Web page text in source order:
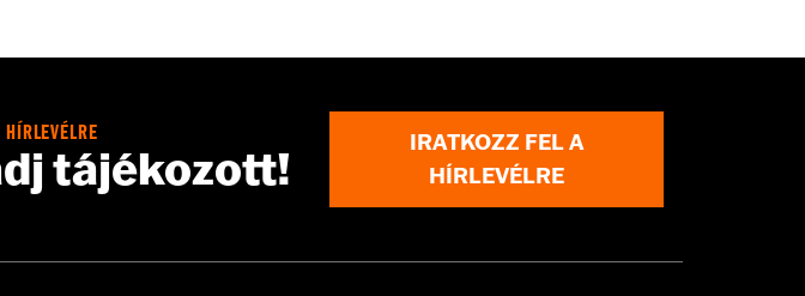
of new gaskets. See dealer for information.
HÍRLEVÉLRE
tájékozott!
IRATKOZZ FEL A
HÍRLEVÉLRE